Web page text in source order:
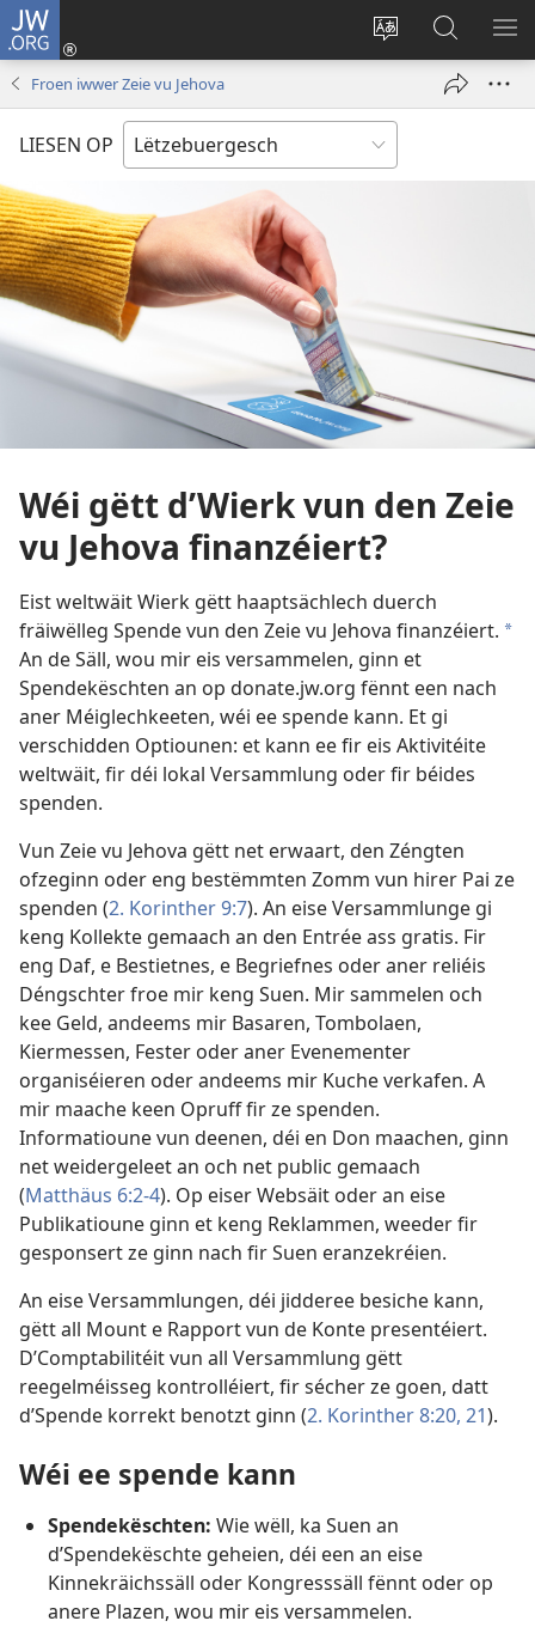
JW.ORG
Sprooch
änneren
Log
window)
Op
JW.ORG
sichen
Froen iwwer Zeie vu Jehova
LIESEN OP
Wéi gëtt d’Wierk vun den Zeie
vu Jehova finanzéiert?
Eist weltwäit Wierk gëtt haaptsächlech duerch
fräiwëlleg Spende vun den Zeie vu Jehova finanzéiert. a
An de Säll, wou mir eis versammelen, ginn et
Spendekëschten an op donate.jw.org fënnt een nach
aner Méiglechkeeten, wéi ee spende kann. Et gi
verschidden Optiounen: et kann ee fir eis Aktivitéite
weltwäit, fir déi lokal Versammlung oder fir béides
spenden.
Vun Zeie vu Jehova gëtt net erwaart, den Zéngten
ofzeginn oder eng bestëmmten Zomm vun hirer Pai ze
spenden (2. Korinther 9:7). An eise Versammlunge gi
keng Kollekte gemaach an den Entrée ass gratis. Fir
eng Daf, e Bestietnes, e Begriefnes oder aner reliéis
Déngschter froe mir keng Suen. Mir sammelen och
kee Geld, andeems mir Basaren, Tombolaen,
Kiermessen, Fester oder aner Evenementer
organiséieren oder andeems mir Kuche verkafen. A
mir maache keen Opruff fir ze spenden.
Informatioune vun deenen, déi en Don maachen, ginn
net weidergeleet an och net public gemaach
(Matthäus 6:2-4). Op eiser Websäit oder an eise
Publikatioune ginn et keng Reklammen, weeder fir
gesponsert ze ginn nach fir Suen eranzekréien.
An eise Versammlungen, déi jidderee besiche kann,
gëtt all Mount e Rapport vun de Konte presentéiert.
D’Comptabilitéit vun all Versammlung gëtt
reegelméisseg kontrolléiert, fir sécher ze goen, datt
d’Spende korrekt benotzt ginn (2. Korinther 8:20, 21).
Wéi ee spende kann
Spendekëschten: Wie wëll, ka Suen an
d’Spendekëschte geheien, déi een an eise
Kinnekräichssäll oder Kongresssäll fënnt oder op
anere Plazen, wou mir eis versammelen.